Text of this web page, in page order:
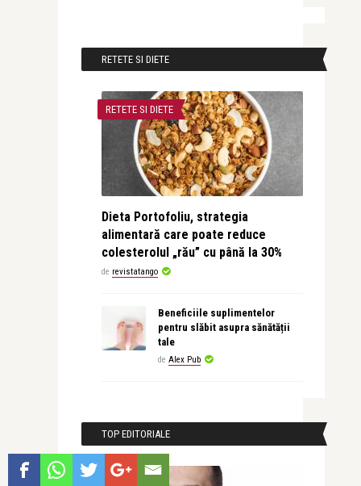
RETETE SI DIETE
RETETE SI DIETE
Dieta Portofoliu, strategia
alimentară care poate reduce
colesterolul „rău” cu până la 30%
de revistatango
Beneficiile suplimentelor
pentru slăbit asupra sănătății
tale
de Alex Pub
TOP EDITORIALE